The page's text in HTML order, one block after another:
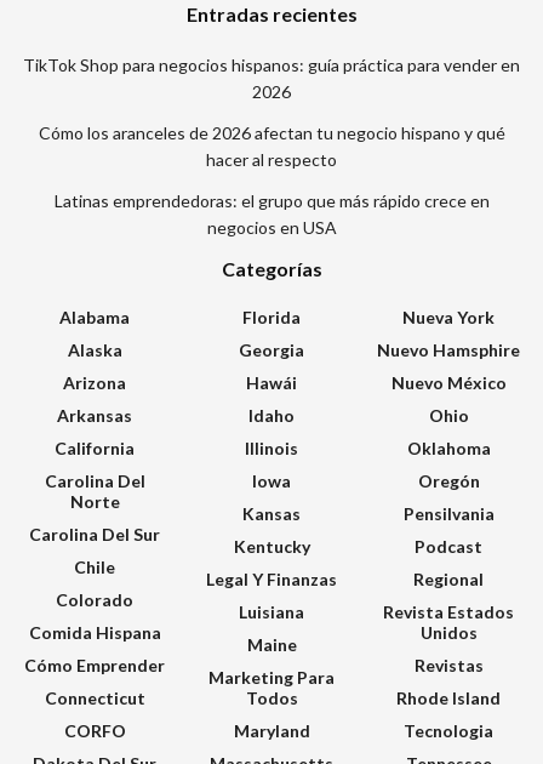
Entradas recientes
TikTok Shop para negocios hispanos: guía práctica para vender en
2026
Cómo los aranceles de 2026 afectan tu negocio hispano y qué
hacer al respecto
Latinas emprendedoras: el grupo que más rápido crece en
negocios en USA
Categorías
Alabama
Alaska
Arizona
Arkansas
California
Carolina Del
Norte
Carolina Del Sur
Chile
Colorado
Comida Hispana
Cómo Emprender
Connecticut
CORFO
Florida
Georgia
Hawái
Idaho
Illinois
Iowa
Kansas
Kentucky
Legal Y Finanzas
Luisiana
Maine
Marketing Para
Todos
Maryland
Nueva York
Nuevo Hamsphire
Nuevo México
Ohio
Oklahoma
Oregón
Pensilvania
Podcast
Regional
Revista Estados
Unidos
Revistas
Rhode Island
Tecnologia